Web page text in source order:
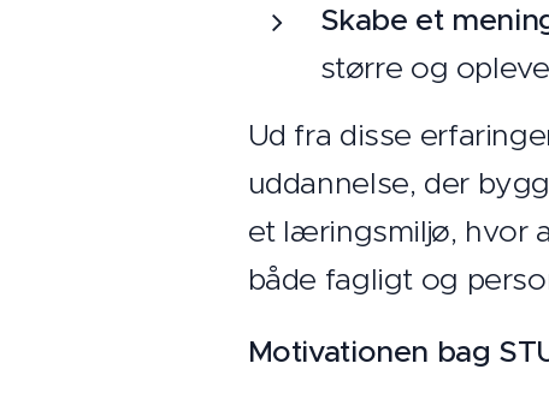
Skabe et
større og
Ud fra disse
uddannelse, der
et læringsmiljø, hvor
både fagligt og
Motivationen bag